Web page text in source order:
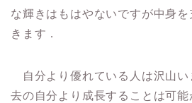
な輝きはもはやないですが中身
きます．
自分より優れている人は沢山い
去の自分より成長することは可